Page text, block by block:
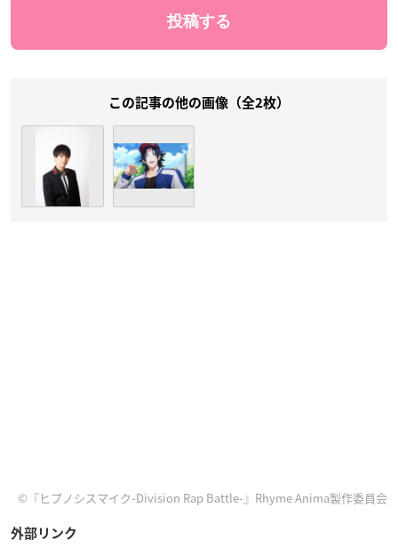
この記事の他の画像（全2枚）
©『ヒプノシスマイク-Division Rap Battle-』Rhyme Anima製作委員会
外部リンク